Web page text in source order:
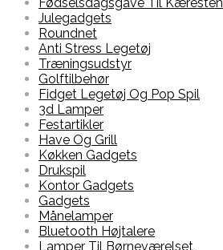
Julegadgets
Roundnet
Anti Stress Legetøj
Træningsudstyr
Golftilbehør
Fidget Legetøj Og Pop Spil
3d Lamper
Festartikler
Have Og Grill
Køkken Gadgets
Drukspil
Kontor Gadgets
Gadgets
Månelamper
Bluetooth Højtalere
Lamper Til Børneværelset